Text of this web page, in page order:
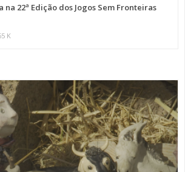
na 22ª Edição dos Jogos Sem Fronteiras
K